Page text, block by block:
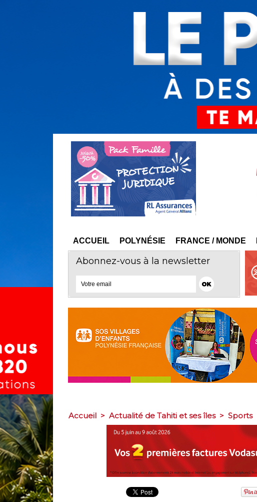
ACCUEIL POLYNÉSIE FRANCE / MONDE
Abonnez-vous à la newsletter
Accueil > Actualité de Tahiti et ses îles > Sports